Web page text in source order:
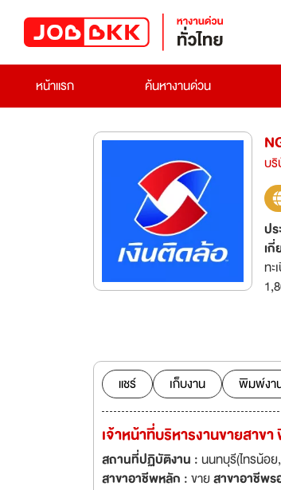
หน้าแรก
ค้นหางานด่วน
บริ
ป
เ
ทะ
Congress
Digital
2021 -Finance Company of the Year –
BrandAge ทำความรู้จั
แชร์ เก็บงาน พิมพ์งา
เจ้าหน้าที่บริหารงานขายสา
สถานที่ปฏิบัติงาน : นนทบุรี(ไทรน้อ
สาขาอาชีพหลัก :ขายสาขาอาชีพร